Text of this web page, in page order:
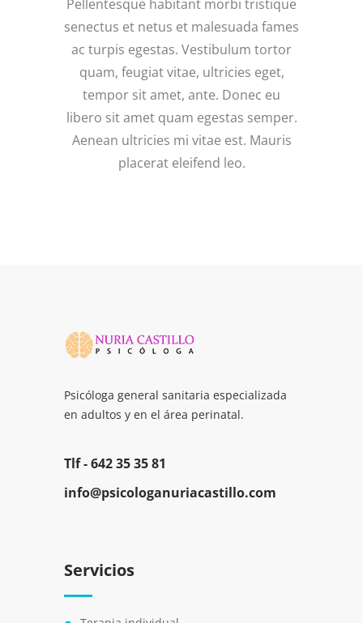
Pellentesque habitant morbi tristique
senectus et netus et malesuada fames
ac turpis egestas. Vestibulum tortor
quam, feugiat vitae, ultricies eget,
tempor sit amet, ante. Donec eu
libero sit amet quam egestas semper.
Aenean ultricies mi vitae est. Mauris
placerat eleifend leo.
Psicóloga general sanitaria especializada
en adultos y en el área perinatal.
Tlf -642 35 35 81
info@psicologanuriacastillo.com
Servicios